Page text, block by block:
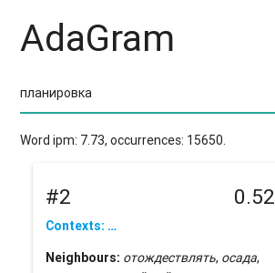
AdaGram
Word ipm: 7.73, occurrences: 15650.
#2 0.52
Contexts: …
Neighbours: отождествлять, осада,